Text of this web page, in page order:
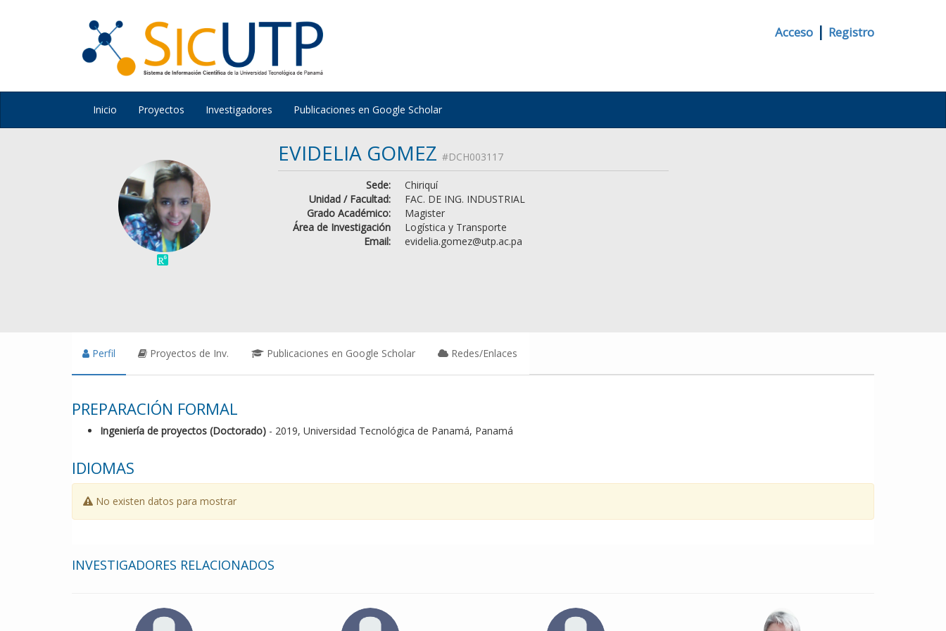
Acceso | Registro
Inicio Proyectos Investigadores Publicaciones en Google Scholar
EVIDELIA GOMEZ #DCH003117
Sede:
Chiriquí
Unidad / Facultad:
FAC. DE ING. INDUSTRIAL
Grado Académico:
Magister
Área de Investigación
Logística y Transporte
Email:
evidelia.gomez@utp.ac.pa
Perfil Proyectos de Inv. Publicaciones en Google Scholar Redes/Enlaces
PREPARACIÓN FORMAL
Ingeniería de proyectos (Doctorado) - 2019, Universidad Tecnológica de Panamá, Panamá
IDIOMAS
No existen datos para mostrar
INVESTIGADORES RELACIONADOS